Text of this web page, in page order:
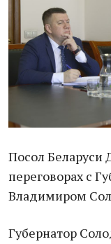
Посол Беларуси
переговорах с
Владимиром
Губернатор